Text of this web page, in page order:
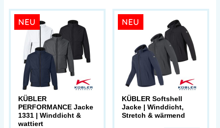
NEU
KÜBLER
PERFORMANCE Jacke
1331 | Winddicht &
wattiert
NEU
KÜBLER Softshell
Jacke | Winddicht,
Stretch & wärmend